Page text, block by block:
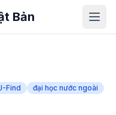
Bản
Find
đại học nước ngoài